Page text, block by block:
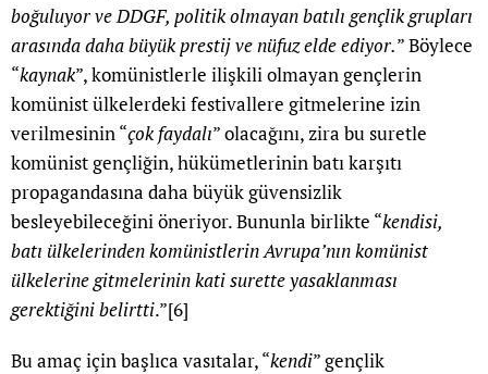
boğuluyor ve DDGF, politik olmayan batılı gençlik grupları
arasında daha büyük prestij ve nüfuz elde ediyor.” Böylece
“kaynak”, komünistlerle ilişkili olmayan gençlerin
komünist ülkelerdeki festivallere gitmelerine izin
verilmesinin “çok faydalı” olacağını, zira bu suretle
komünist gençliğin, hükümetlerinin batı karşıtı
propagandasına daha büyük güvensizlik
besleyebileceğini öneriyor. Bununla birlikte “kendisi,
batı ülkelerinden komünistlerin Avrupa’nın komünist
ülkelerine gitmelerinin kati surette yasaklanması
gerektiğini belirtti.”[6]
Bu amaç için başlıca vasıtalar, “kendi” gençlik